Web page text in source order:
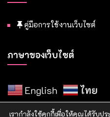
คู่มือการใช้งานเว็บไซต์
ภาษาของเว็บไซต์
English ไทย
เรากำลังใช้คุกกี้เพื่อให้คุณได้รับป